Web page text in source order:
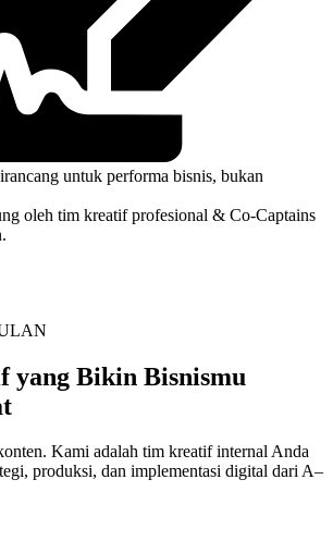
untuk performa bisnis, bukan
oleh tim kreatif profesional & Co-Captains
yang Bikin Bisnismu
Kami adalah tim kreatif internal Anda
produksi, dan implementasi digital dari A–